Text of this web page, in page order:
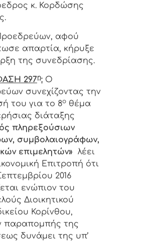
κ. Κορδώσης
αφού
απαρτία, κήρυξε
της συνεδρίασης.
297η: Ο
συνεχίζοντας την
του για το 8ο θέμα
διάταξης
πληρεξούσιων
συμβολαιογράφων,
επιμελητών»
λέει
Επιτροπή ότι
2016
ενώπιον του
Διοικητικού
Κορίνθου,
παραπομπής της
δυνάμει της υπ’